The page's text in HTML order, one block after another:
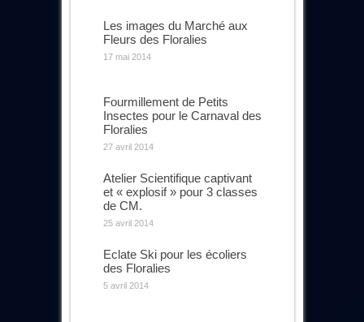
Les images du Marché aux
Fleurs des Floralies
17 mai 2014
Fourmillement de Petits
Insectes pour le Carnaval des
Floralies
27 avril 2014
Atelier Scientifique captivant
et « explosif » pour 3 classes
de CM.
25 avril 2014
Eclate Ski pour les écoliers
des Floralies
5 avril 2014